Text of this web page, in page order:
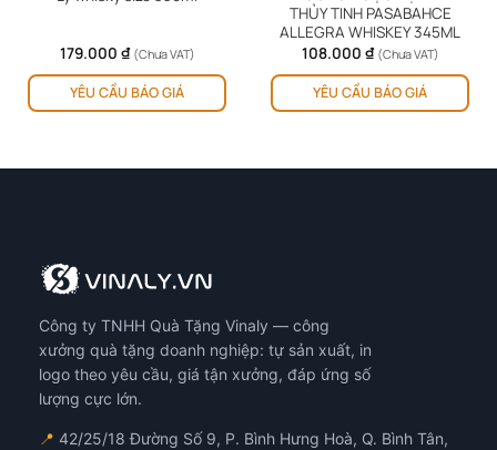
179.000 ₫ (Chưa VAT)
YÊU CẦU BÁO GIÁ
THỦY TINH PASABAHCE
ALLEGRA WHISKEY 345ML
108.000 ₫ (Chưa VAT)
YÊU CẦU BÁO GIÁ
Công ty TNHH Quà Tặng Vinaly — công
xưởng quà tặng doanh nghiệp: tự sản xuất, in
logo theo yêu cầu, giá tận xưởng, đáp ứng số
lượng cực lớn.
📍 42/25/18 Đường Số 9, P. Bình Hưng Hoà, Q. Bình Tân,